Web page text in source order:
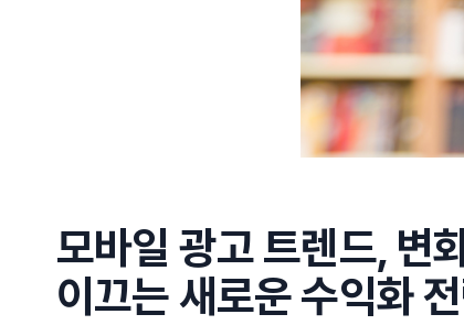
모바일 광고 트렌드, 변
이끄는 새로운 수익화